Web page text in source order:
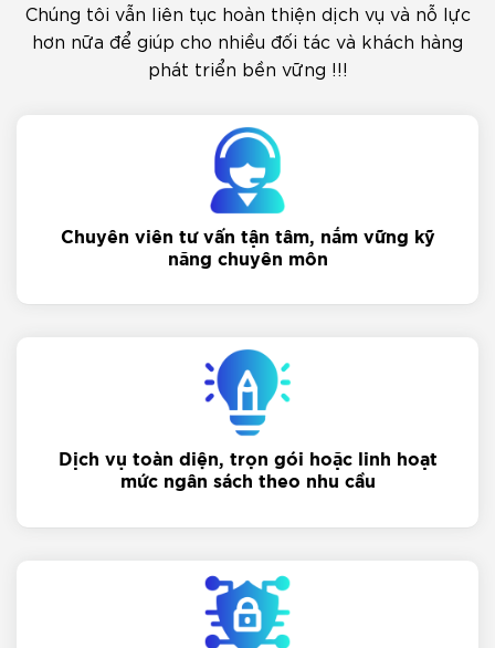
Chúng tôi vẫn liên tục hoàn thiện dịch vụ và nỗ lực
hơn nữa để giúp cho nhiều đối tác và khách hàng
phát triển bền vững !!!
Chuyên viên tư vấn tận tâm, nắm vững kỹ
năng chuyên môn
Dịch vụ toàn diện, trọn gói hoặc linh hoạt
mức ngân sách theo nhu cầu